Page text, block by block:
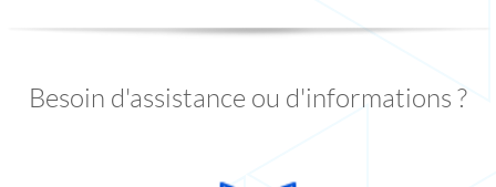
Besoin d'assistance ou d'informations ?